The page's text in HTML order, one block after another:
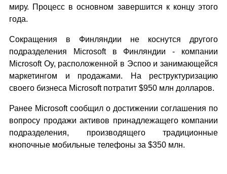
миру. Процесс в основном завершится к концу этого
года.
Сокращения в Финляндии не коснутся другого
подразделения Microsoft в Финляндии - компании
Microsoft Oy, расположенной в Эспоо и занимающейся
маркетингом и продажами. На реструктуризацию
своего бизнеса Microsoft потратит $950 млн долларов.
Ранее Microsoft сообщил о достижении соглашения по
вопросу продажи активов принадлежащего компании
подразделения, производящего традиционные
кнопочные мобильные телефоны за $350 млн.